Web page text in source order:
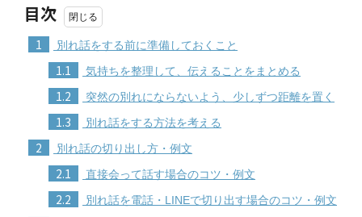
目次
1 別れ話をする前に準備しておくこと
1.1 気持ちを整理して、伝えることをまとめる
1.2 突然の別れにならないよう、少しずつ距離を置く
1.3 別れ話をする方法を考える
2 別れ話の切り出し方・例文
2.1 直接会って話す場合のコツ・例文
2.2 別れ話を電話・LINEで切り出す場合のコツ・例文